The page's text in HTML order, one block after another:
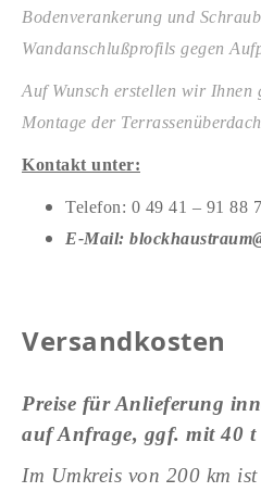
Bodenverankerung und
Wandanschlußprofils gegen
Auf Wunsch erstellen wir Ihnen
Montage der
Kontakt unter:
Telefon: 0 49 41 – 91 88
E-Mail:
Versandkosten
Preise für Anlieferung
auf Anfrage, ggf. mit 40 t
Im Umkreis von 200 km